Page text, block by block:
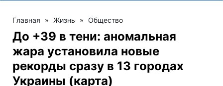
Главная » Жизнь » Общество
До +39 в тени: аномальная
жара установила новые
рекорды сразу в 13 городах
Украины (карта)